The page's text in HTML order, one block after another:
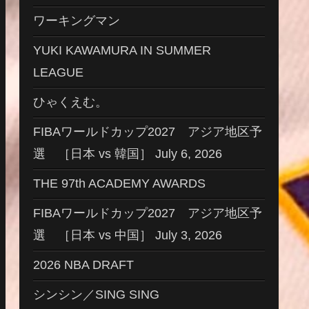
ワーキングマン
YUKI KAWAMURA IN SUMMER
LEAGUE
ひゃくえむ。
FIBAワールドカップ2027 アジア地区予
選 ［日本 vs 韓国］ July 6, 2026
THE 97th ACADEMY AWARDS
FIBAワールドカップ2027 アジア地区予
選 ［日本 vs 中国］ July 3, 2026
2026 NBA DRAFT
シンシン／SING SING